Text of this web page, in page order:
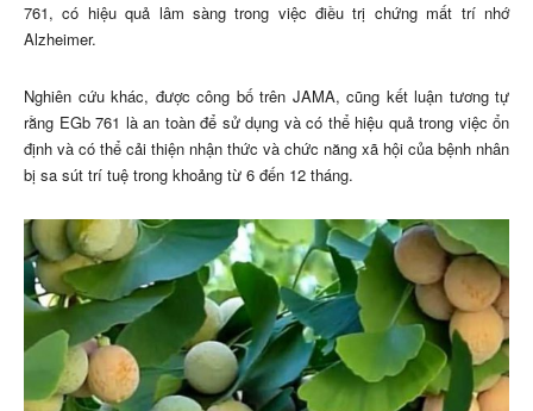
761, có hiệu quả lâm sàng trong việc điều trị chứng mất trí nhớ
Alzheimer.
Nghiên cứu khác, được công bố trên JAMA, cũng kết luận tương tự
rằng EGb 761 là an toàn để sử dụng và có thể hiệu quả trong việc ổn
định và có thể cải thiện nhận thức và chức năng xã hội của bệnh nhân
bị sa sút trí tuệ trong khoảng từ 6 đến 12 tháng.